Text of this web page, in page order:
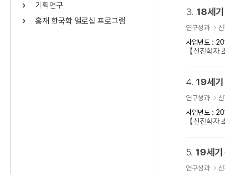
기획연구
홍재 한국학 펠로십 프로그램
3. 18세기
연구성과
사업년도 :
【신진학
4. 19세기
연구성과
사업년도 :
【신진학
5. 19세기
연구성과